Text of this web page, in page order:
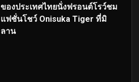
ของประเทศไทยนั่งฟรอนต์โรว์ชม
แฟชั่นโชว์ Onisuka Tiger ที่มิ
ลาน